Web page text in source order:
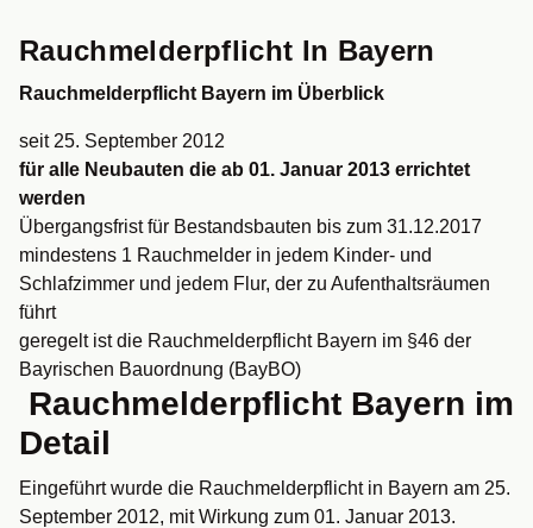
Rauchmelderpflicht In Bayern
Rauchmelderpflicht Bayern im Überblick
seit 25. September 2012
für alle Neubauten die ab 01. Januar 2013 errichtet
werden
Übergangsfrist für Bestandsbauten bis zum 31.12.2017
mindestens 1 Rauchmelder in jedem Kinder- und
Schlafzimmer und jedem Flur, der zu Aufenthaltsräumen
führt
geregelt ist die Rauchmelderpflicht Bayern im §46 der
Bayrischen Bauordnung (BayBO)
Rauchmelderpflicht Bayern im
Detail
Eingeführt wurde die Rauchmelderpflicht in Bayern am 25.
September 2012, mit Wirkung zum 01. Januar 2013.